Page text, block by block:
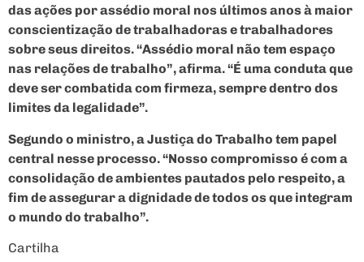
das ações por assédio moral nos últimos anos à maior
conscientização de trabalhadoras e trabalhadores
sobre seus direitos. “Assédio moral não tem espaço
nas relações de trabalho”, afirma. “É uma conduta que
deve ser combatida com firmeza, sempre dentro dos
limites da legalidade”.
Segundo o ministro, a Justiça do Trabalho tem papel
central nesse processo. “Nosso compromisso é com a
consolidação de ambientes pautados pelo respeito, a
fim de assegurar a dignidade de todos os que integram
o mundo do trabalho”.
Cartilha